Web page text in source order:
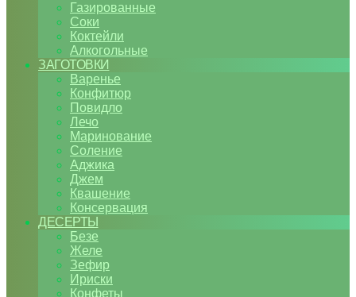
Газированные
Соки
Коктейли
Алкогольные
ЗАГОТОВКИ
Варенье
Конфитюр
Повидло
Лечо
Маринование
Соление
Аджика
Джем
Квашение
Консервация
ДЕСЕРТЫ
Безе
Желе
Зефир
Ириски
Конфеты